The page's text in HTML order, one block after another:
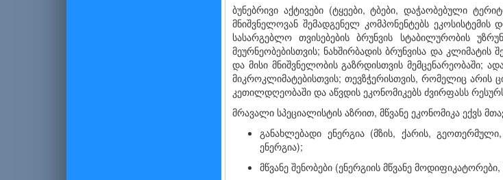
ბუნებრივი აქტივები (ტყეები, ტბები, დაჭაობებული
მნიშვნელოვან შემადგენელ კომპონენტებს
სასარგებლო თვისებების ბრუნვის სტაბილურობის
მეურნეობებისთვის; ნახშირბადის ბრუნვისა და
და მისი მნიშვნელობის გაზრდისთვის მემცენარეობაში;
მიკროკლიმატებისთვის; თევზჭერისთვის, რომელიც არის
კეთილდღეობაში და აწვდის ეკონომიკებს ძვირფასს
მრავალი სპეციალისტის აზრით, მწვანე ეკონომიკა ექვს
განახლებადი ენერგია (მზის, ქარის,
ენერგია);
მწვანე შენობები (ენერგიის მწვანე